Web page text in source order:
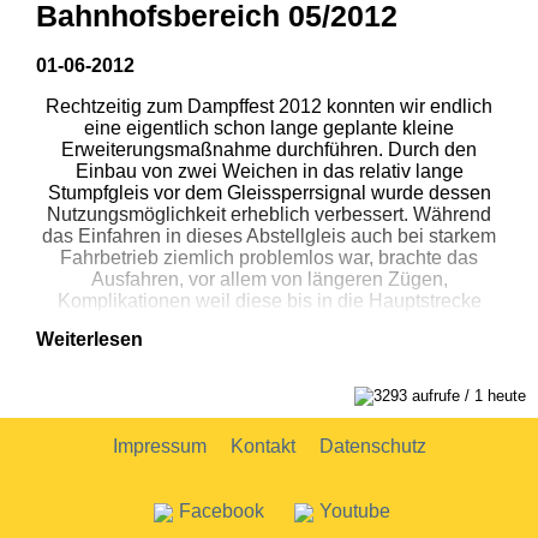
Frisch gestärkt ging es dann zum Endspurt und um 18
Uhr war die Anlage gerüstet zum ersten Fahrtag. Allen
Akteuren einen herzlichen Dank.
Bilder und Text von SEV Mitgliedern.
Temperaturen bringt steht einem
erfolgreichen Saisonstart nichts im Wege.
Bahnhofsbereich 05/2012
01-06-2012
Rechtzeitig zum Dampffest 2012 konnten wir endlich
eine eigentlich schon lange geplante kleine
Erweiterungsmaßnahme durchführen. Durch den
Einbau von zwei Weichen in das relativ lange
Stumpfgleis vor dem Gleissperrsignal wurde dessen
Nutzungsmöglichkeit erheblich verbessert. Während
das Einfahren in dieses Abstellgleis auch bei starkem
Fahrbetrieb ziemlich problemlos war, brachte das
Ausfahren, vor allem von längeren Zügen,
Komplikationen weil diese bis in die Hauptstrecke
Hauptfahrrichtung weiterfahren konnten. Durch die
jetzt Ein- und Ausfahrt ohne große Störung des
Fahrbetriebes möglich. Auch ein Lokwechsel ist dank
selbe Länge wie die Drehscheibenbrücken - gut
Weiterlesen
3293 aufrufe / 1 heute
Impressum Kontakt Datenschutz
Facebook Youtube